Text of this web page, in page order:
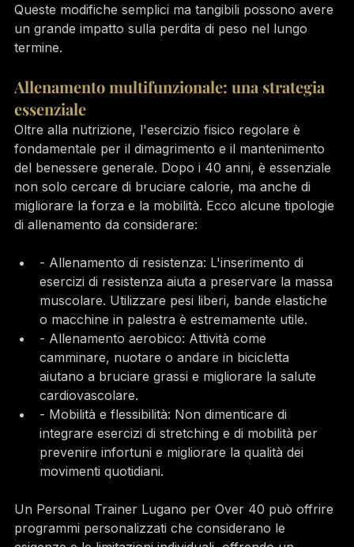
Queste modifiche semplici ma tangibili possono avere
un grande impatto sulla perdita di peso nel lungo
termine.
Allenamento multifunzionale: una strategia
essenziale
Oltre alla nutrizione, l'esercizio fisico regolare è
fondamentale per il dimagrimento e il mantenimento
del benessere generale. Dopo i 40 anni, è essenziale
non solo cercare di bruciare calorie, ma anche di
migliorare la forza e la mobilità. Ecco alcune tipologie
di allenamento da considerare:
- Allenamento di resistenza: L'inserimento di
esercizi di resistenza aiuta a preservare la massa
muscolare. Utilizzare pesi liberi, bande elastiche
o macchine in palestra è estremamente utile.
- Allenamento aerobico: Attività come
camminare, nuotare o andare in bicicletta
aiutano a bruciare grassi e migliorare la salute
cardiovascolare.
- Mobilità e flessibilità: Non dimenticare di
integrare esercizi di stretching e di mobilità per
prevenire infortuni e migliorare la qualità dei
movimenti quotidiani.
Un Personal Trainer Lugano per Over 40 può offrire
programmi personalizzati che considerano le